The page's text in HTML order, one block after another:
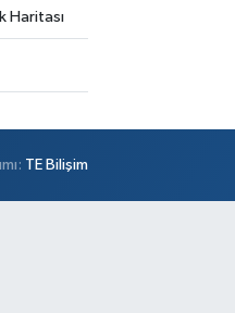
Haritası
TE Bilişim